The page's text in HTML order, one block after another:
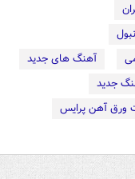
آهنگ های جدید
جدید
ورق آهن پرایس